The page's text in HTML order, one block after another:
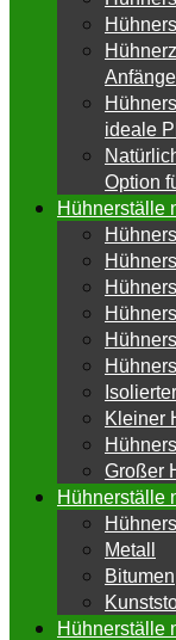
ideale
Option
Hühnerställe
Kleiner
Großer
Hühnerställe
Metall
Bitumen
Hühnerställe